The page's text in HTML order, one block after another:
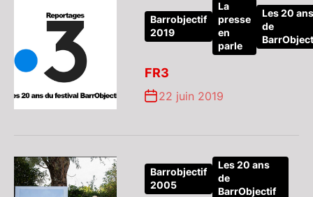
Barrobjectif
2019
La
presse
en
parle
Les 20 ans
de
FR3
22 juin 2019
Barrobjectif
2005
Les 20 ans
de
BarrObjectif